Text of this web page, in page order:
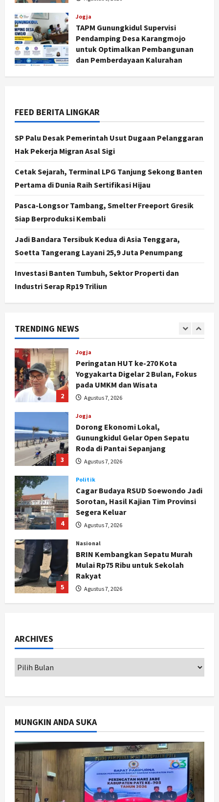
Jogja
TAPM Gunungkidul Supervisi
Pendamping Desa Karangmojo
untuk Optimalkan Pembangunan
dan Pemberdayaan Kalurahan
FEED BERITA LINGKAR
SP Palu Desak Pemerintah Usut Dugaan Pelanggaran
Hak Pekerja Migran Asal Sigi
Cetak Sejarah, Terminal LPG Tanjung Sekong Banten
Pertama di Dunia Raih Sertifikasi Hijau
Pasca-Longsor Tambang, Smelter Freeport Gresik
Siap Berproduksi Kembali
Jadi Bandara Tersibuk Kedua di Asia Tenggara,
Soetta Tangerang Layani 25,9 Juta Penumpang
Investasi Banten Tumbuh, Sektor Properti dan
Industri Serap Rp19 Triliun
TRENDING NEWS
2
Jogja
Peringatan HUT ke-270 Kota
Yogyakarta Digelar 2 Bulan, Fokus
pada UMKM dan Wisata
Agustus 7, 2026
3
Dorong Ekonomi Lokal,
Gunungkidul Gelar Open Sepatu
Agustus 7, 2026
4
Politik
Cagar Budaya RSUD Soewondo Jadi
Sorotan, Hasil Kajian Tim Provinsi
Agustus 7, 2026
Nasional
BRIN Kembangkan Sepatu Murah
Mulai Rp75 Ribu untuk Sekolah
Rakyat
Agustus 7, 2026
1
Politik
2
Jogja
Peringatan HUT ke-270 Kota
Yogyakarta Digelar 2 Bulan, Fokus
pada UMKM dan Wisata
Agustus 7, 2026
3
Jogja
Dorong Ekonomi Lokal,
Gunungkidul Gelar Open Sepatu
Roda di Pantai Sepanjang
Agustus 7, 2026
4
Politik
Cagar Budaya RSUD Soewondo Jadi
Sorotan, Hasil Kajian Tim Provinsi
Segera Keluar
Agustus 7, 2026
5
Nasional
BRIN Kembangkan Sepatu Murah
Mulai Rp75 Ribu untuk Sekolah
Rakyat
Agustus 7, 2026
1
Politik
Agustus 8, 2026
Jogja
Dorong Ekonomi Lokal,
Gunungkidul Gelar Open Sepatu
Roda di Pantai Sepanjang
Agustus 7, 2026
Politik
ARCHIVES
MUNGKIN ANDA SUKA